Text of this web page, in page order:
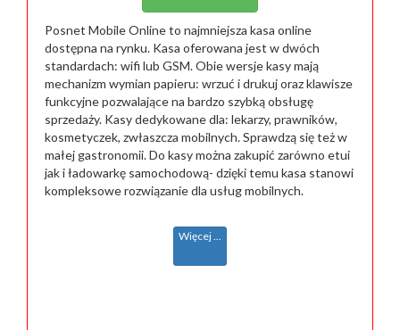
Posnet Mobile Online to najmniejsza kasa online
dostępna na rynku. Kasa oferowana jest w dwóch
standardach: wifi lub GSM. Obie wersje kasy mają
mechanizm wymian papieru: wrzuć i drukuj oraz klawisze
funkcyjne pozwalające na bardzo szybką obsługę
sprzedaży. Kasy dedykowane dla: lekarzy, prawników,
kosmetyczek, zwłaszcza mobilnych. Sprawdzą się też w
małej gastronomii. Do kasy można zakupić zarówno etui
jak i ładowarkę samochodową- dzięki temu kasa stanowi
kompleksowe rozwiązanie dla usług mobilnych.
Więcej ...